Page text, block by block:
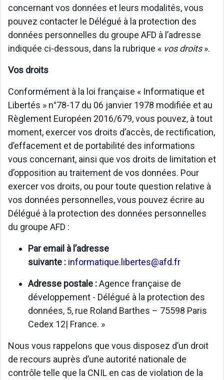
concernant vos données et leurs modalités, vous
pouvez contacter le Délégué à la protection des
données personnelles du groupe AFD à l’adresse
indiquée ci-dessous, dans la rubrique « vos droits».
Vos droits
Conformément à la loi française « Informatique et
Libertés » n°78-17 du 06 janvier 1978 modifiée et au
Règlement Européen 2016/679, vous pouvez, à tout
moment, exercer vos droits d’accès, de rectification,
d’effacement et de portabilité des informations
vous concernant, ainsi que vos droits de limitation et
d’opposition au traitement de vos données. Pour
exercer vos droits, ou pour toute question relative à
vos données personnelles, vous pouvez écrire au
Délégué à la protection des données personnelles
du groupe AFD :
Par email à l’adresse
suivante : informatique.libertes@afd.fr
Adresse postale :Agence française de
développement - Délégué à la protection des
données, 5, rue Roland Barthes – 75598 Paris
Cedex 12| France. »
Nous vous rappelons que vous disposez d’un droit
de recours auprès d’une autorité nationale de
contrôle telle que la CNIL en cas de violation de la